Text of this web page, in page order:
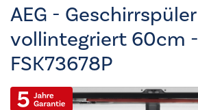
AEG - Geschirrspüler
vollintegriert 60cm -
FSK73678P